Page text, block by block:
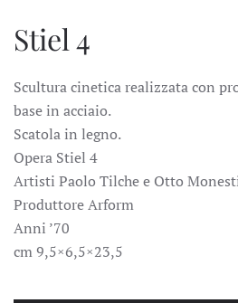
Stiel 4
Scultura cinetica realizzata con
base in acciaio.
Scatola in legno.
Opera Stiel 4
Artisti Paolo Tilche e Otto
Produttore Arform
Anni ’70
cm 9,5×6,5×23,5